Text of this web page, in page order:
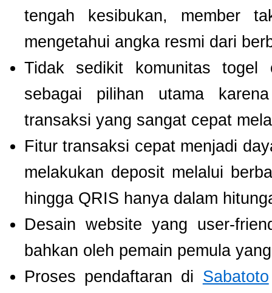
tengah kesibukan, member
mengetahui angka resmi dari
Tidak sedikit komunitas togel
sebagai pilihan utama
transaksi yang sangat cepat
Fitur transaksi cepat menjadi
melakukan deposit melalui
hingga QRIS hanya dalam
Desain website yang user-
bahkan oleh pemain pemula
Proses pendaftaran di Sabatoto